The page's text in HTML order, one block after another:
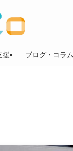
援 ブログ・コラム